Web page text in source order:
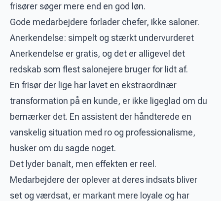
frisører søger mere end en god løn.
Gode medarbejdere forlader chefer, ikke saloner.
Anerkendelse: simpelt og stærkt undervurderet
Anerkendelse er gratis, og det er alligevel det
redskab som flest salonejere bruger for lidt af.
En frisør der lige har lavet en ekstraordinær
transformation på en kunde, er ikke ligeglad om du
bemærker det. En assistent der håndterede en
vanskelig situation med ro og professionalisme,
husker om du sagde noget.
Det lyder banalt, men effekten er reel.
Medarbejdere der oplever at deres indsats bliver
set og værdsat, er markant mere loyale og har